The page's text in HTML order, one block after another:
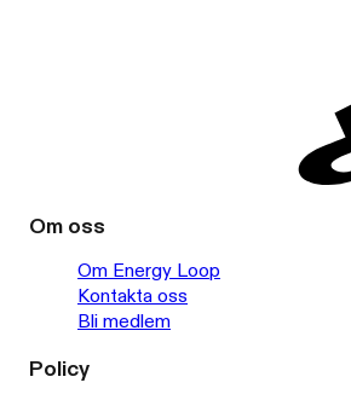
Om oss
Om Energy Loop
Kontakta oss
Bli medlem
Policy